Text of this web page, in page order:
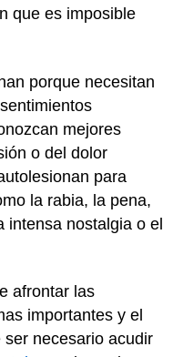
que es imposible
porque necesitan
mejores
o del dolor
para
la rabia, la pena,
intensa nostalgia o el
afrontar las
importantes y el
necesario acudir